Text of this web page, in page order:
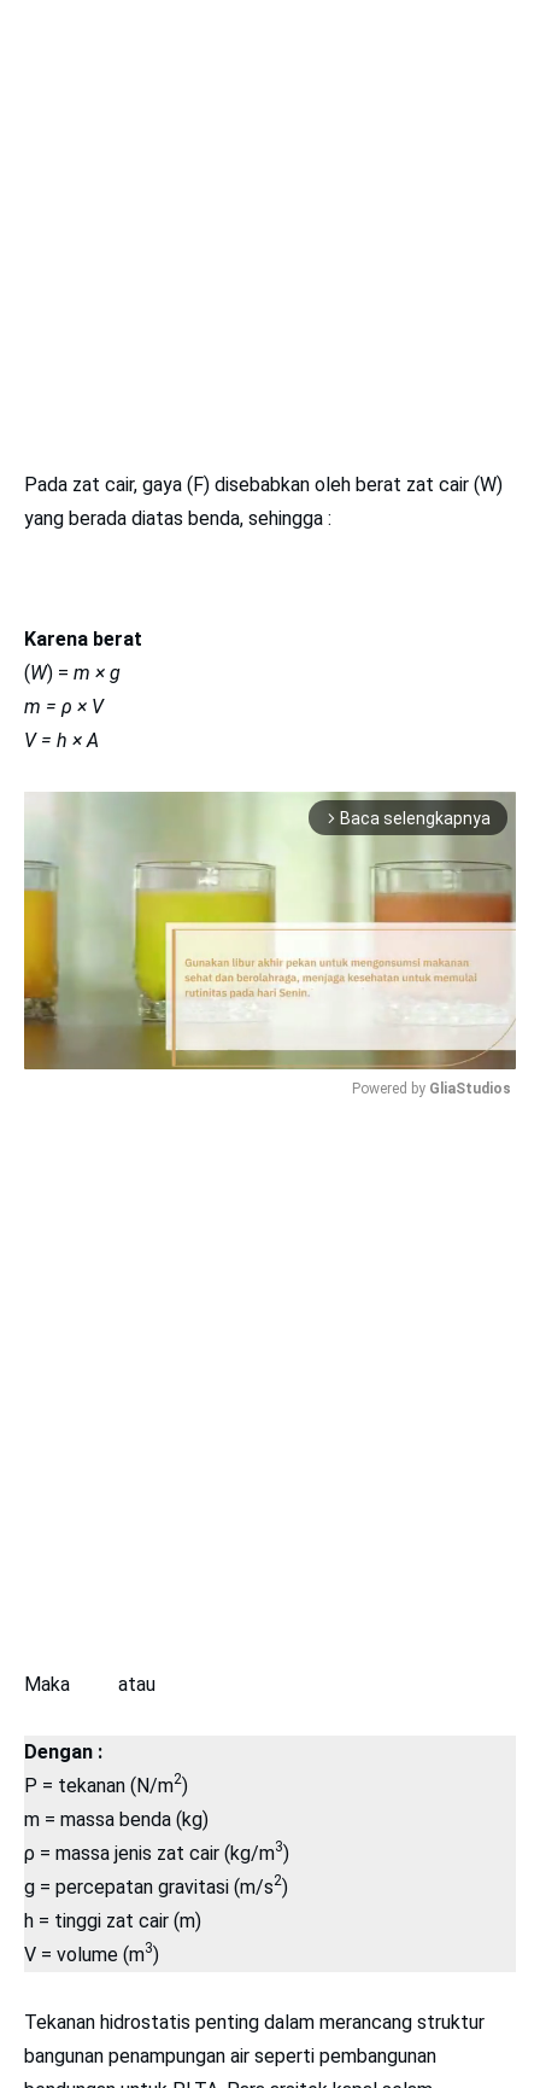
Pada zat cair, gaya (F) disebabkan oleh berat zat cair (W)
yang berada diatas benda, sehingga :
Karena berat
(W) = m × g
m = ρ × V
V = h × A
arrow_forward_ios Baca selengkapnya
Powered by GliaStudios
Maka atau
Dengan :
P = tekanan (N/m2)
m = massa benda (kg)
ρ = massa jenis zat cair (kg/m3)
g = percepatan gravitasi (m/s2)
h = tinggi zat cair (m)
V = volume (m3)
Tekanan hidrostatis penting dalam merancang struktur
bangunan penampungan air seperti pembangunan